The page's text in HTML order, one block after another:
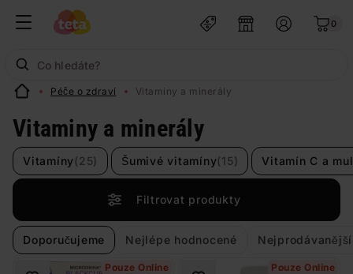
0
Péče o zdraví Vitaminy a minerály
Vitaminy a minerály
Vitamíny (25) Šumivé vitamíny(15) Vitamín C a
Filtrovat produkty
Doporučujeme Nejlépe hodnocené Nejprodávanější
Pouze Online Pouze Online